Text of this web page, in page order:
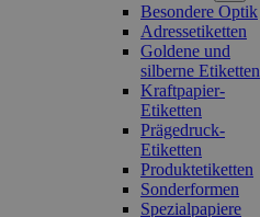
Besondere Optik
Adressetiketten
Goldene und
silberne Etiketten
Kraftpapier-
Etiketten
Prägedruck-
Etiketten
Produktetiketten
Sonderformen
Spezialpapiere